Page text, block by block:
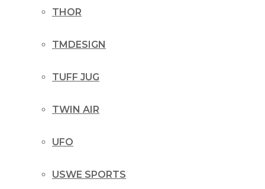
THOR
TMDESIGN
TUFF JUG
TWIN AIR
UFO
USWE SPORTS